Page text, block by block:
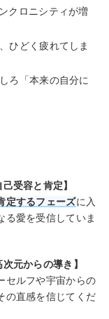
クロニシティが増
ひどく疲れてしま
ろ「本来の自分に
受容と肯定】
定するフェーズに入
る愛を受信していま
元からの導き】
セルフや宇宙からの
の直感を信じてくだ